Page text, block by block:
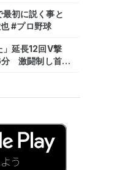
初に説く事と
#プロ野球
」延長12回V撃
分 激闘制し首位